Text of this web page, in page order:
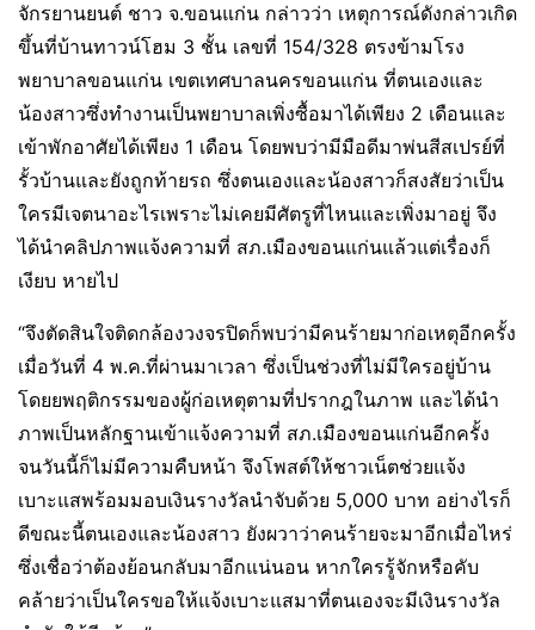
จักรยานยนต์ ชาว จ.ขอนแก่น กล่าวว่า เหตุการณ์ดังกล่าวเกิด
ขึ้นที่บ้านทาวน์โฮม 3 ชั้น เลขที่ 154/328 ตรงข้ามโรง
พยาบาลขอนแก่น เขตเทศบาลนครขอนแก่น ที่ตนเองและ
น้องสาวซึ่งทำงานเป็นพยาบาลเพิ่งซื้อมาได้เพียง 2 เดือนและ
เข้าพักอาศัยได้เพียง 1 เดือน โดยพบว่ามีมือดีมาพ่นสีสเปรย์ที่
รั้วบ้านและยังถูกท้ายรถ ซึ่งตนเองและน้องสาวก็สงสัยว่าเป็น
ใครมีเจตนาอะไรเพราะไม่เคยมีศัตรูที่ไหนและเพิ่งมาอยู่ จึง
ได้นำคลิปภาพแจ้งความที่ สภ.เมืองขอนแก่นแล้วแต่เรื่องก็
เงียบ หายไป
“จึงตัดสินใจติดกล้องวงจรปิดก็พบว่ามีคนร้ายมาก่อเหตุอีกครั้ง
เมื่อวันที่ 4 พ.ค.ที่ผ่านมาเวลา ซึ่งเป็นช่วงที่ไม่มีใครอยู่บ้าน
โดยยพฤติกรรมของผู้ก่อเหตุตามที่ปรากฎในภาพ และได้นำ
ภาพเป็นหลักฐานเข้าแจ้งความที่ สภ.เมืองขอนแก่นอีกครั้ง
จนวันนี้ก็ไม่มีความคืบหน้า จึงโพสต์ให้ชาวเน็ตช่วยแจ้ง
เบาะแสพร้อมมอบเงินรางวัลนำจับด้วย 5,000 บาท อย่างไรก็
ดีขณะนี้ตนเองและน้องสาว ยังผวาว่าคนร้ายจะมาอีกเมื่อไหร่
ซึ่งเชื่อว่าต้องย้อนกลับมาอีกแน่นอน หากใครรู้จักหรือคับ
คล้ายว่าเป็นใครขอให้แจ้งเบาะแสมาที่ตนเองจะมีเงินรางวัล